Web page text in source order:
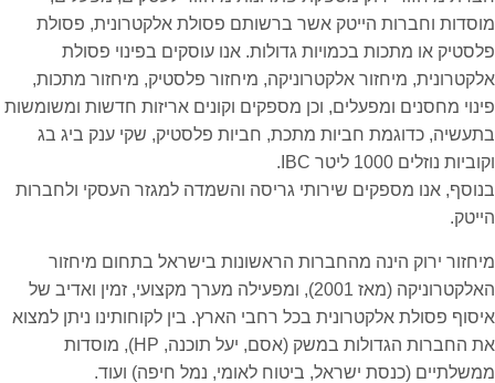
מוסדות וחברות הייטק אשר ברשותם פסולת אלקטרונית, פסולת
פלסטיק או מתכות בכמויות גדולות. אנו עוסקים בפינוי פסולת
אלקטרונית, מיחזור אלקטרוניקה, מיחזור פלסטיק, מיחזור מתכות,
פינוי מחסנים ומפעלים, וכן מספקים וקונים אריזות חדשות ומשומשות
בתעשיה, כדוגמת חביות מתכת, חביות פלסטיק, שקי ענק ביג בג
וקוביות נוזלים 1000 ליטר IBC.
בנוסף, אנו מספקים שירותי גריסה והשמדה למגזר העסקי ולחברות
הייטק.
מיחזור ירוק הינה מהחברות הראשונות בישראל בתחום מיחזור
האלקטרוניקה (מאז 2001), ומפעילה מערך מקצועי, זמין ואדיב של
איסוף פסולת אלקטרונית בכל רחבי הארץ. בין לקוחותינו ניתן למצוא
את החברות הגדולות במשק (אסם, יעל תוכנה, HP), מוסדות
ממשלתיים (כנסת ישראל, ביטוח לאומי, נמל חיפה) ועוד.